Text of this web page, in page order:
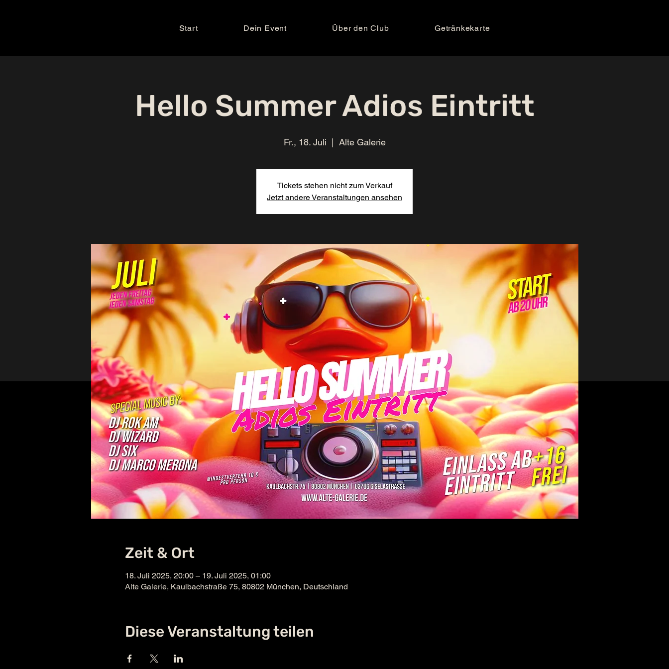
Start Dein Event Über den Club Getränkekarte
Hello Summer Adios Eintritt
Fr., 18. Juli Alte Galerie
Tickets stehen nicht zum Verkauf
Jetzt andere Veranstaltungen ansehen
Zeit & Ort
18. Juli 2025, 20:00 – 19. Juli 2025, 01:00
Alte Galerie, Kaulbachstraße 75, 80802 München, Deutschland
Diese Veranstaltung teilen